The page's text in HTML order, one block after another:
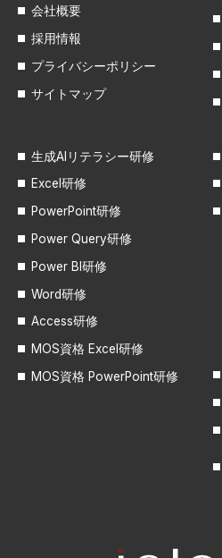
会社概要
採用情報
プライバシーポリシー
サイトマップ
生成AIリテラシー研修
Excel研修
PowerPoint研修
Power Query研修
Power BI研修
Word研修
Access研修
MOS資格 Excel研修
MOS資格 PowerPoint研修